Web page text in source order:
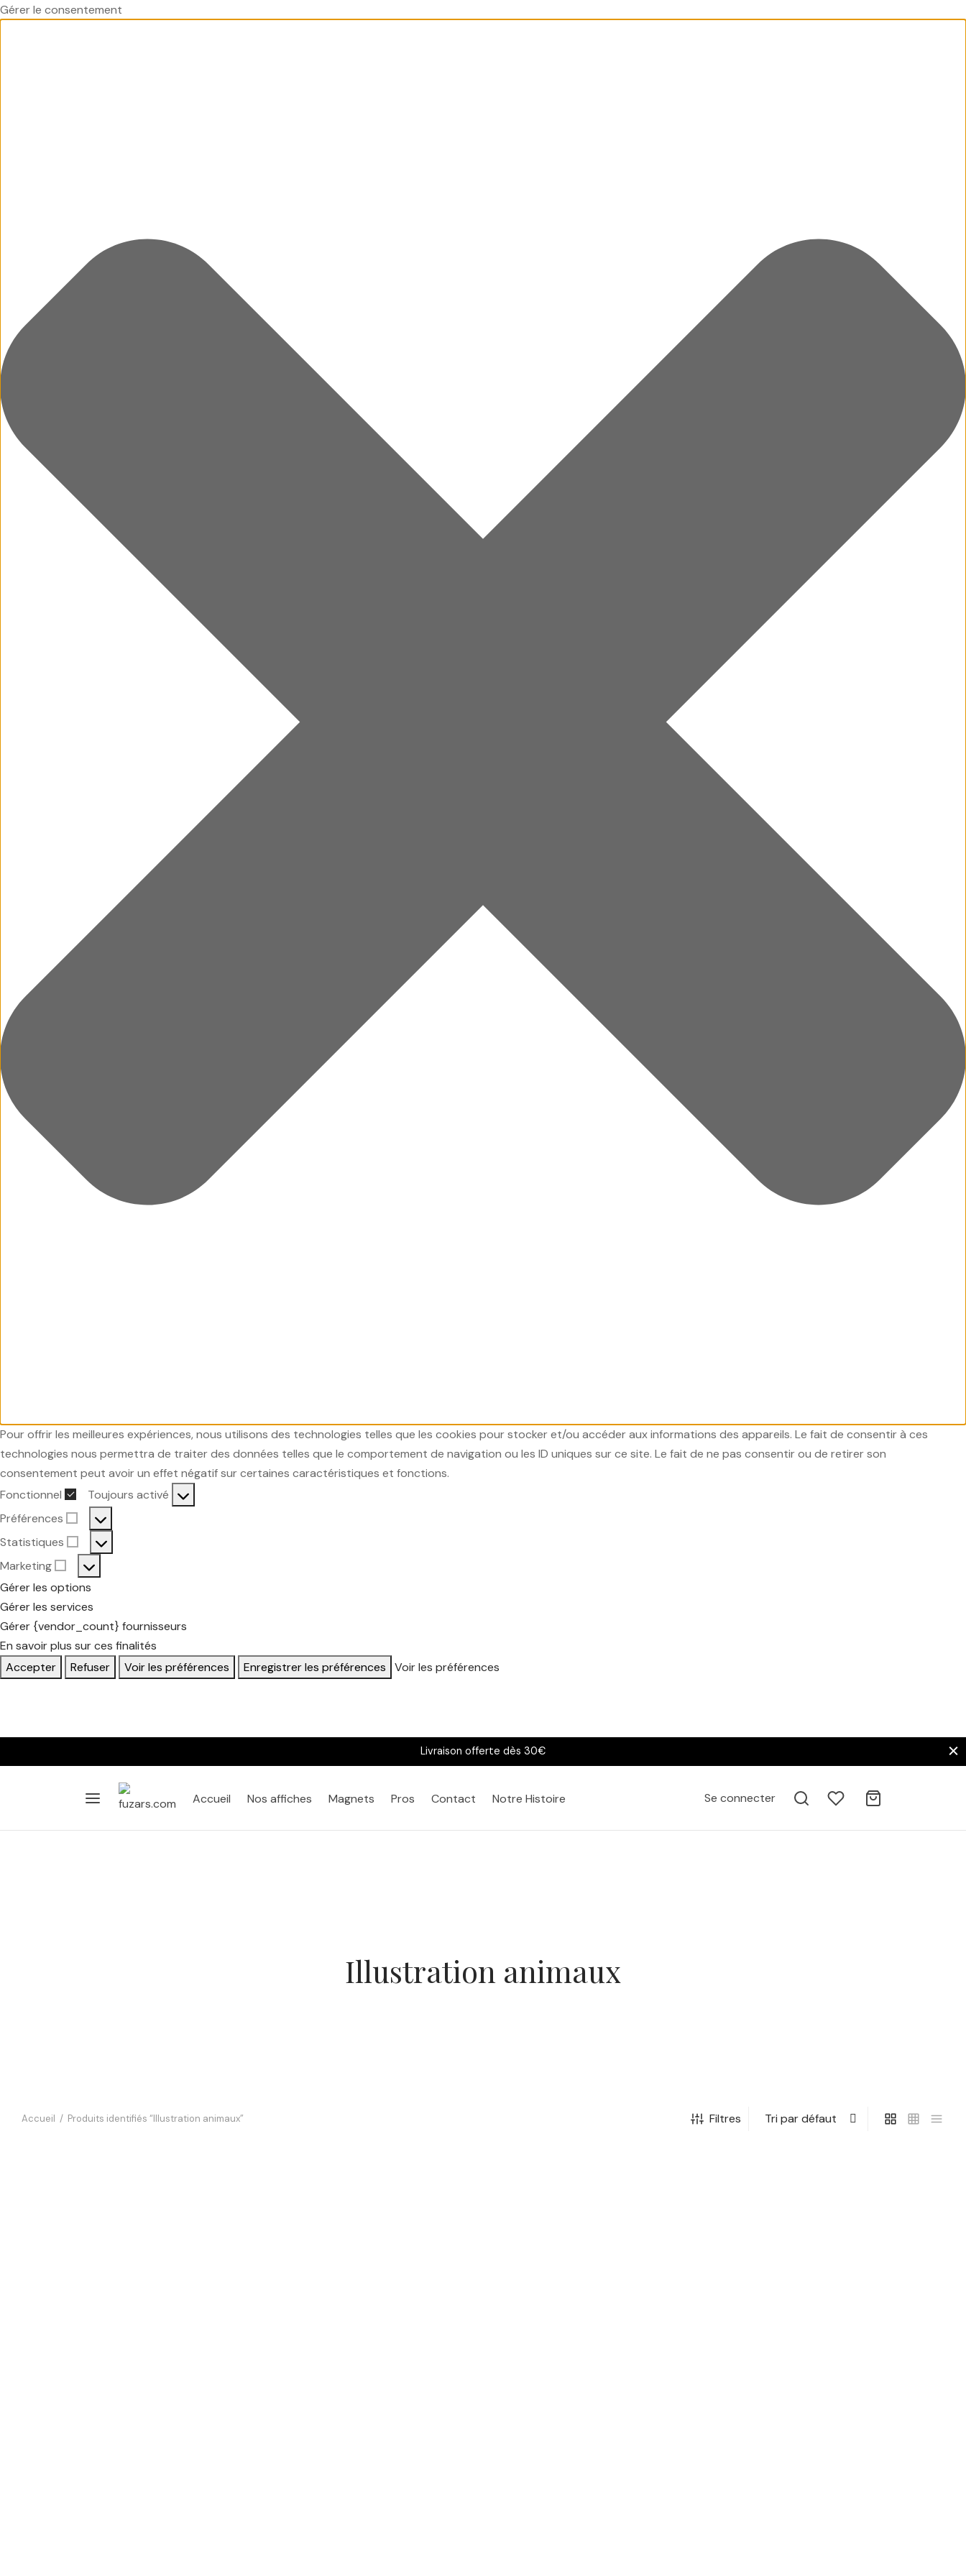
Gérer le consentement
Pour offrir les meilleures expériences, nous utilisons des technologies telles que les cookies pour stocker et/ou accéder aux informations des appareils. Le fait de consentir à ces
technologies nous permettra de traiter des données telles que le comportement de navigation ou les ID uniques sur ce site. Le fait de ne pas consentir ou de retirer son
consentement peut avoir un effet négatif sur certaines caractéristiques et fonctions.
Fonctionnel
Fonctionnel
Toujours activé
Préférences
Préférences
Statistiques
Statistiques
Marketing
Marketing
Gérer les options
Gérer les services
Gérer {vendor_count} fournisseurs
En savoir plus sur ces finalités
Accepter
Refuser Voir les préférences Enregistrer les préférences Voir les préférences
Livraison offerte dès 30€
Accueil Nos affiches Magnets Pros Contact Notre Histoire Se connecter
Illustration animaux
Accueil / Produits identifiés “Illustration animaux” Filtres